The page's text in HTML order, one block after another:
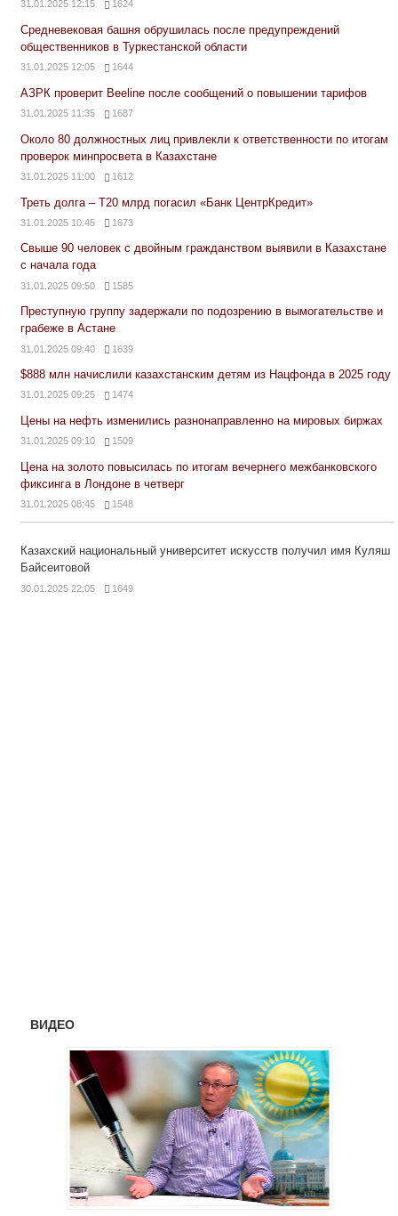
31.01.2025 12:15 1624
Средневековая башня обрушилась после предупреждений
общественников в Туркестанской области
31.01.2025 12:05 1644
АЗРК проверит Beeline после сообщений о повышении тарифов
31.01.2025 11:35 1687
Около 80 должностных лиц привлекли к ответственности по итогам
проверок минпросвета в Казахстане
31.01.2025 11:00 1612
Треть долга – Т20 млрд погасил «Банк ЦентрКредит»
31.01.2025 10:45 1673
Свыше 90 человек с двойным гражданством выявили в Казахстане
с начала года
31.01.2025 09:50 1585
Преступную группу задержали по подозрению в вымогательстве и
грабеже в Астане
31.01.2025 09:40 1639
$888 млн начислили казахстанским детям из Нацфонда в 2025 году
31.01.2025 09:25 1474
Цены на нефть изменились разнонаправленно на мировых биржах
31.01.2025 09:10 1509
Цена на золото повысилась по итогам вечернего межбанковского
фиксинга в Лондоне в четверг
31.01.2025 08:45 1548
Казахский национальный университет искусств получил имя Куляш
Байсеитовой
30.01.2025 22:05 1649
ВИДЕО